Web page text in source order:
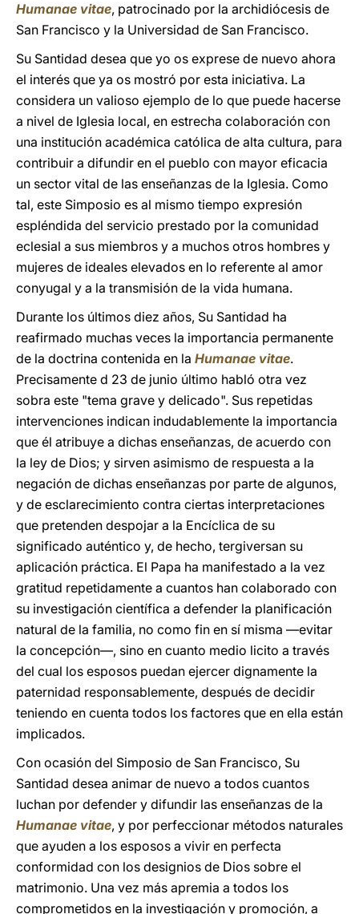
Humanae vitae, patrocinado por la archidiócesis de
San Francisco y la Universidad de San Francisco.
Su Santidad desea que yo os exprese de nuevo ahora
el interés que ya os mostró por esta iniciativa. La
considera un valioso ejemplo de lo que puede hacerse
a nivel de Iglesia local, en estrecha colaboración con
una institución académica católica de alta cultura, para
contribuir a difundir en el pueblo con mayor eficacia
un sector vital de las enseñanzas de la Iglesia. Como
tal, este Simposio es al mismo tiempo expresión
espléndida del servicio prestado por la comunidad
eclesial a sus miembros y a muchos otros hombres y
mujeres de ideales elevados en lo referente al amor
conyugal y a la transmisión de la vida humana.
Durante los últimos diez años, Su Santidad ha
reafirmado muchas veces la importancia permanente
de la doctrina contenida en la Humanae vitae.
Precisamente d 23 de junio último habló otra vez
sobra este "tema grave y delicado". Sus repetidas
intervenciones indican indudablemente la importancia
que él atribuye a dichas enseñanzas, de acuerdo con
la ley de Dios; y sirven asimismo de respuesta a la
negación de dichas enseñanzas por parte de algunos,
y de esclarecimiento contra ciertas interpretaciones
que pretenden despojar a la Encíclica de su
significado auténtico y, de hecho, tergiversan su
aplicación práctica. El Papa ha manifestado a la vez
gratitud repetidamente a cuantos han colaborado con
su investigación científica a defender la planificación
natural de la familia, no como fin en sí misma —evitar
la concepción—, sino en cuanto medio licito a través
del cual los esposos puedan ejercer dignamente la
paternidad responsablemente, después de decidir
teniendo en cuenta todos los factores que en ella están
implicados.
Con ocasión del Simposio de San Francisco, Su
Santidad desea animar de nuevo a todos cuantos
luchan por defender y difundir las enseñanzas de la
Humanae vitae, y por perfeccionar métodos naturales
que ayuden a los esposos a vivir en perfecta
conformidad con los designios de Dios sobre el
matrimonio. Una vez más apremia a todos los
comprometidos en la investigación y promoción, a